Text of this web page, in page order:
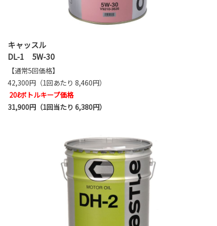
キャッスル
DL-1 5W-30
【通常5回価格】
42,300円（1回あたり 8,460円）
20ℓボトルキープ価格
31,900円（1回当たり 6,380円）